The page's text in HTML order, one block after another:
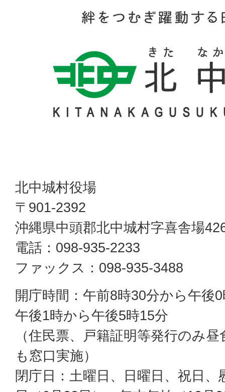
北中城村役場
〒901-2392
沖縄県中頭郡北中城村字喜舎場
電話：098-935-2233
ファックス：098-935-3488
開庁時間：午前8時30分から午後
午後1時から午後5時15分
（住民票、戸籍証明等発行のみ昼
も窓口実施）
閉庁日：土曜日、日曜日、祝日、